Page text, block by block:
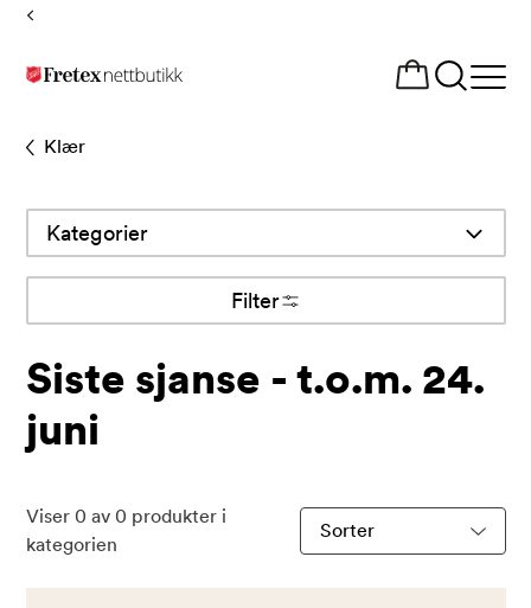
Tilbake
til
Åpne
Klær
Siste sjanse - t.o.m. 24.
juni
Kategorier
Filter
Viser 0 av 0 produkter i
kategorien
Sorter
produkter